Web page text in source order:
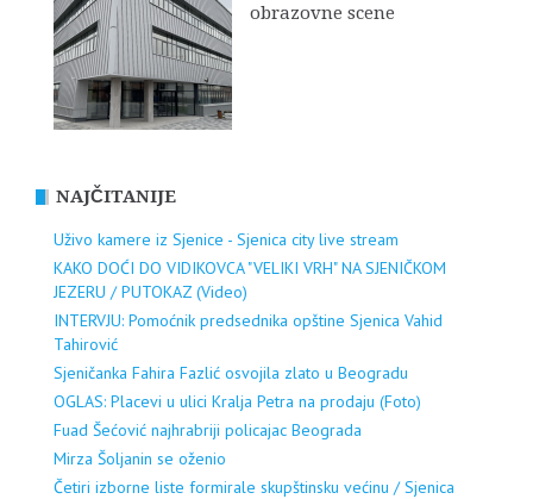
obrazovne scene
NAJČITANIJE
Uživo kamere iz Sjenice - Sjenica city live stream
KAKO DOĆI DO VIDIKOVCA "VELIKI VRH" NA SJENIČKOM
JEZERU / PUTOKAZ (Video)
INTERVJU: Pomoćnik predsednika opštine Sjenica Vahid
Tahirović
Sjeničanka Fahira Fazlić osvojila zlato u Beogradu
OGLAS: Placevi u ulici Kralja Petra na prodaju (Foto)
Fuad Šećović najhrabriji policajac Beograda
Mirza Šoljanin se oženio
Četiri izborne liste formirale skupštinsku većinu / Sjenica